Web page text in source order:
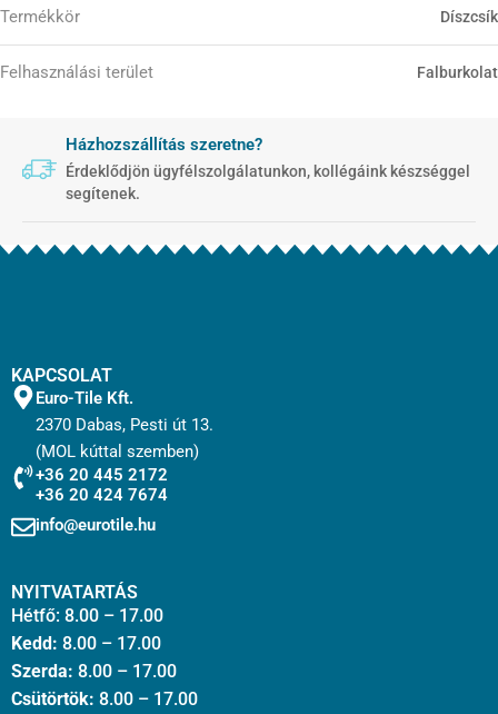
Termékkör Díszcsík
Felhasználási terület Falburkolat
Házhozszállítás szeretne?
Érdeklődjön ügyfélszolgálatunkon, kollégáink készséggel
segítenek.
KAPCSOLAT
Euro-Tile Kft.
2370 Dabas, Pesti út 13.
(MOL kúttal szemben)
+36 20 445 2172
+36 20 424 7674
info@eurotile.hu
NYITVATARTÁS
Hétfő: 8.00 – 17.00
Kedd: 8.00 – 17.00
Szerda: 8.00 – 17.00
Csütörtök: 8.00 – 17.00